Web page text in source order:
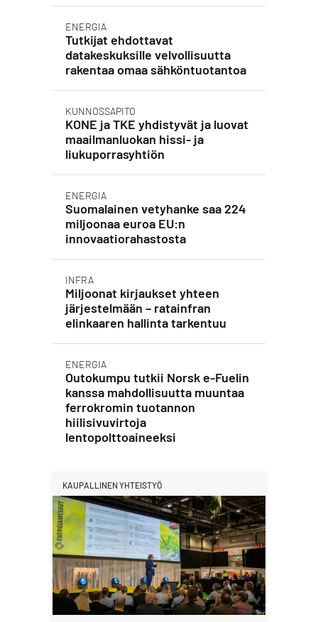
ENERGIA
Tutkijat ehdottavat
datakeskuksille velvollisuutta
rakentaa omaa sähköntuotantoa
KUNNOSSAPITO
KONE ja TKE yhdistyvät ja luovat
maailmanluokan hissi- ja
liukuporrasyhtiön
ENERGIA
Suomalainen vetyhanke saa 224
miljoonaa euroa EU:n
innovaatiorahastosta
INFRA
Miljoonat kirjaukset yhteen
järjestelmään – ratainfran
elinkaaren hallinta tarkentuu
ENERGIA
Outokumpu tutkii Norsk e-Fuelin
kanssa mahdollisuutta muuntaa
ferrokromin tuotannon
hiilisivuvirtoja
lentopolttoaineeksi
KAUPALLINEN YHTEISTYÖ